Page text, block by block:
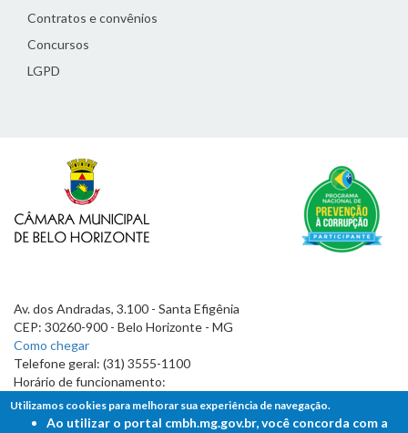
Contratos e convênios
Concursos
LGPD
Av. dos Andradas, 3.100 - Santa Efigênia
CEP: 30260-900 - Belo Horizonte - MG
Como chegar
Telefone geral: (31) 3555-1100
Horário de funcionamento:
7h às 19h
Utilizamos cookies para melhorar sua experiência de navegação.
Ao utilizar o portal cmbh.mg.gov.br, você concorda com a